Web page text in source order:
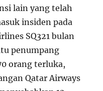
lain yang telah
insiden pada
SQ321 bulan
penumpang
orang terluka,
Qatar Airways